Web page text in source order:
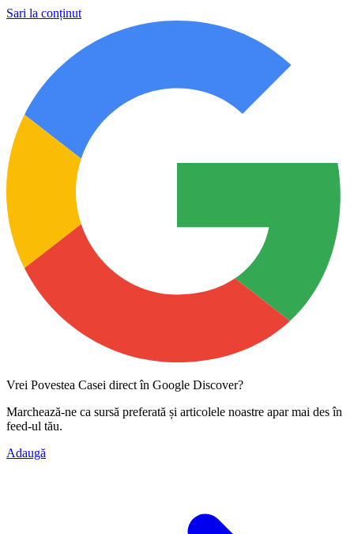
Sari la conținut
Vrei Povestea Casei direct în Google Discover?
Marchează-ne ca sursă preferată și articolele noastre apar mai des în
feed-ul tău.
Adaugă